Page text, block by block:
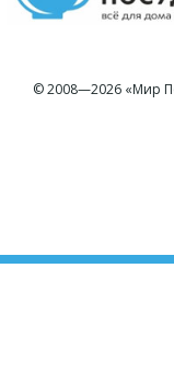
© 2008—2026 «Мир